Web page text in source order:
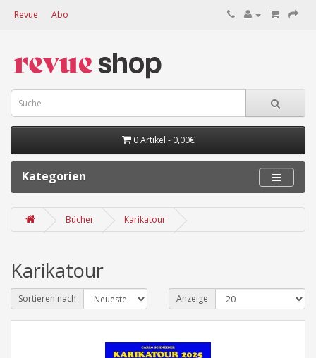
Revue Abo
0 Artikel - 0,00€
Kategorien
Bücher Karikatour
Karikatour
Sortieren nach Anzeige